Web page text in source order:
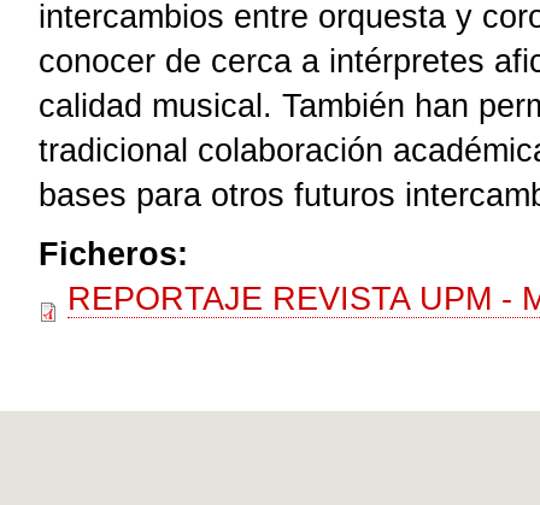
intercambios entre orquesta y
conocer de cerca a intérpretes
calidad musical. También han
tradicional colaboración
bases para otros futuros
Ficheros:
REPORTAJE REVISTA UPM -